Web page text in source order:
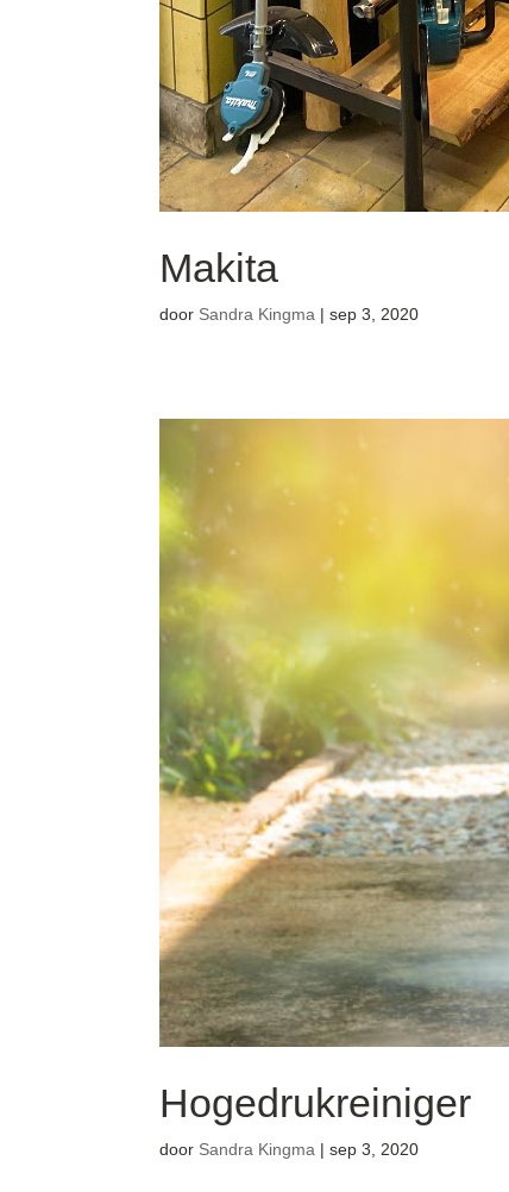
Makita
door Sandra Kingma |sep 3, 2020
Hogedrukreiniger
door Sandra Kingma |sep 3, 2020